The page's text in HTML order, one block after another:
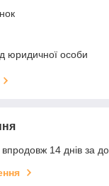
юридичної особи
14 днів за